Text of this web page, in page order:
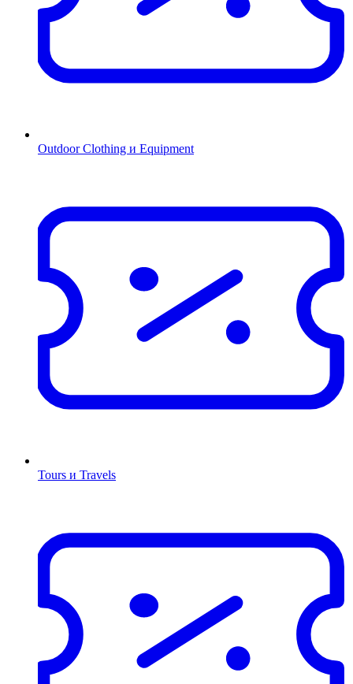
Outdoor Clothing и Equipment
Tours и Travels